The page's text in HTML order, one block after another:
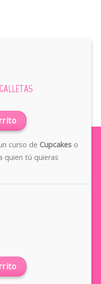
curso de Cupcakeso
quien tú quieras